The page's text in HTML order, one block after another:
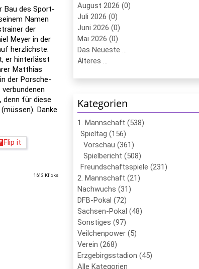
Bau des Sport-
Namen
der
Meyer in der
herzlichste.
er hinterlässt
Matthias
der Porsche-
denn für diese
Danke
Flip it
1613 Klicks
August 2026 (0)
Juli 2026 (0)
Juni 2026 (0)
Mai 2026 (0)
Das Neueste ...
Älteres ...
Kategorien
1. Mannschaft (538)
Spieltag (156)
Vorschau (361)
Spielbericht (508)
Freundschaftsspiele (231)
2. Mannschaft (21)
Nachwuchs (31)
DFB-Pokal (72)
Sachsen-Pokal (48)
Sonstiges (97)
Veilchenpower (5)
Verein (268)
Erzgebirgsstadion (45)
Alle Kategorien